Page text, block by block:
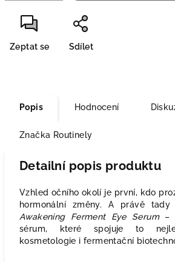
Zeptat se Sdílet
Popis Hodnocení
Značka Routinely
Detailní popis produktu
Vzhled očního okolí je první, kdo
hormonální změny. A právě
Awakening Ferment Eye Serum–
sérum, které spojuje to
kosmetologie i fermentační